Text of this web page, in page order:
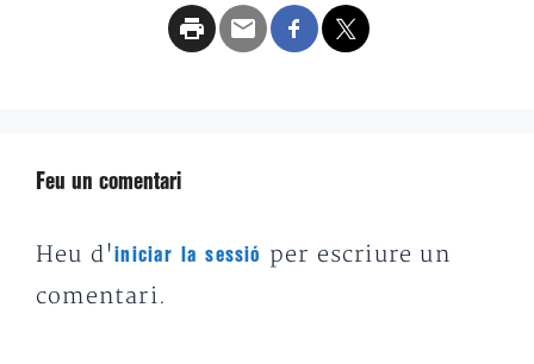
Feu un comentari
Heu d'iniciar la sessió
per escriure un
comentari.